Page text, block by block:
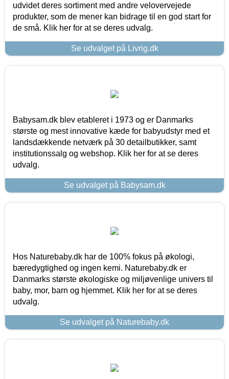
udvidet deres sortiment med andre velovervejede
produkter, som de mener kan bidrage til en god start for
de små. Klik her for at se deres udvalg.
Se udvalget på Livrig.dk
Babysam.dk blev etableret i 1973 og er Danmarks
største og mest innovative kæde for babyudstyr med et
landsdækkende netværk på 30 detailbutikker, samt
institutionssalg og webshop. Klik her for at se deres
udvalg.
Se udvalget på Babysam.dk
Hos Naturebaby.dk har de 100% fokus på økologi,
bæredygtighed og ingen kemi. Naturebaby.dk er
Danmarks største økologiske og miljøvenlige univers til
baby, mor, barn og hjemmet. Klik her for at se deres
udvalg.
Se udvalget på Naturebaby.dk